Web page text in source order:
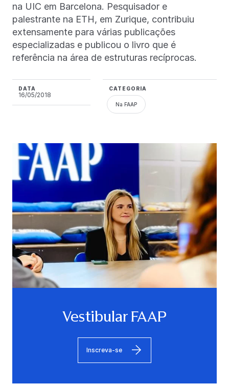
na UIC em Barcelona. Pesquisador e
palestrante na ETH, em Zurique, contribuiu
extensamente para várias publicações
especializadas e publicou o livro que é
referência na área de estruturas recíprocas.
DATA
16/05/2018
CATEGORIA
Na FAAP
Vestibular FAAP
Inscreva-se